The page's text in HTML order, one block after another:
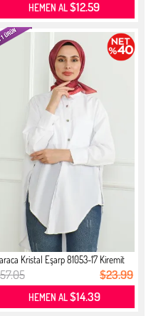
HEMEN AL$12.59
Kristal Eşarp 81053-17 Kiremit
$23.99
HEMEN AL$14.39